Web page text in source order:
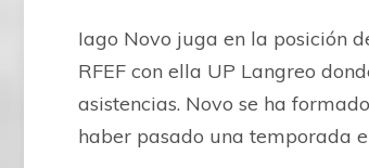
Iago Novo juga en la posición
RFEF con ella UP Langreo
asistencias. Novo se ha
haber pasado una temporada